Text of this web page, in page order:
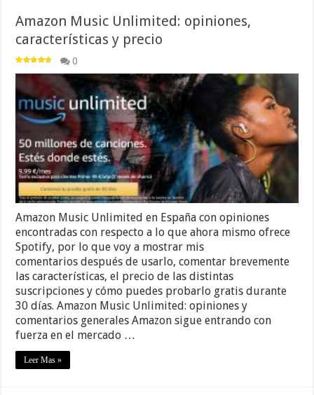
Amazon Music Unlimited: opiniones,
características y precio
0
Amazon Music Unlimited en España con opiniones
encontradas con respecto a lo que ahora mismo ofrece
Spotify, por lo que voy a mostrar mis
comentarios después de usarlo, comentar brevemente
las características, el precio de las distintas
suscripciones y cómo puedes probarlo gratis durante
30 días. Amazon Music Unlimited: opiniones y
comentarios generales Amazon sigue entrando con
fuerza en el mercado …
Leer Mas »